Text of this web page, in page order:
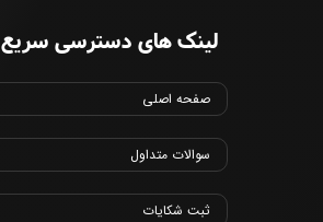
لینک های دسترسی سریع
صفحه اصلی
سوالات متداول
ثبت شکایات